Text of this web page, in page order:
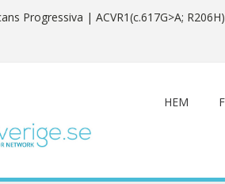
Progressiva | ACVR1(c.617G>A;
HEM